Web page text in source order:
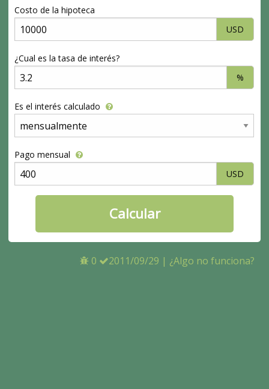
Costo de la hipoteca
USD
¿Cual es la tasa de interés?
%
Es el interés calculado
Pago mensual
USD
0 2011/09/29 | ¿Algo no funciona?